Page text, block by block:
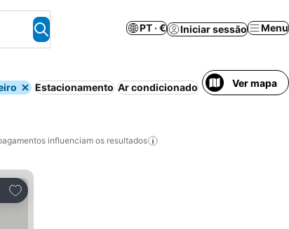
PT · € Iniciar sessão Menu
Estacionamento Ar condicionado CozinhaVer mapa
influenciam os resultados
Adicionar aos favoritos